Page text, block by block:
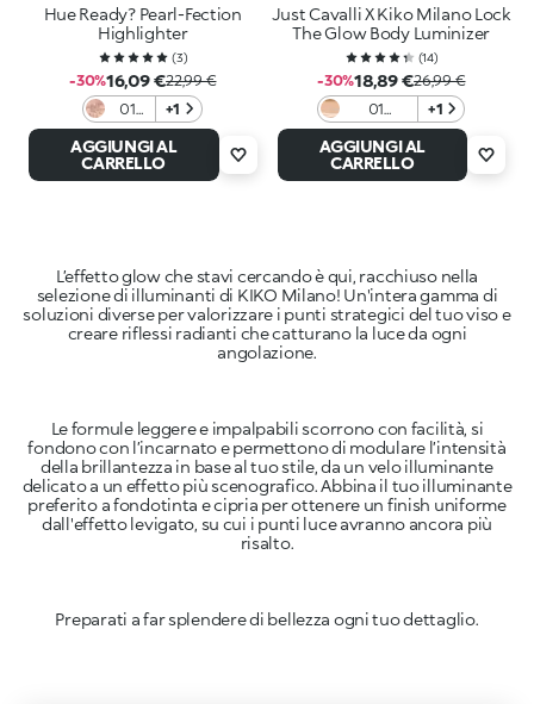
Hue Ready? Pearl-Fection
Highlighter
(3)
-30%16,09 €22,99 €
01
Glow
with
it
+1
AGGIUNGI AL
CARRELLO
Just Cavalli X Kiko Milano Lock
The Glow Body Luminizer
(14)
-30%18,89 €26,99 €
01
Spotlight
Shine
+1
AGGIUNGI AL
CARRELLO
L’effetto glow che stavi cercando è qui, racchiuso nella
selezione di illuminanti di KIKO Milano! Un'intera gamma di
soluzioni diverse per valorizzare i punti strategici del tuo viso e
creare riflessi radianti che catturano la luce da ogni
angolazione.
Le formule leggere e impalpabili scorrono con facilità, si
fondono con l’incarnato e permettono di modulare l’intensità
della brillantezza in base al tuo stile, da un velo illuminante
delicato a un effetto più scenografico. Abbina il tuo illuminante
preferito a fondotinta e cipria per ottenere un finish uniforme
dall'effetto levigato, su cui i punti luce avranno ancora più
risalto.
Preparati a far splendere di bellezza ogni tuo dettaglio.